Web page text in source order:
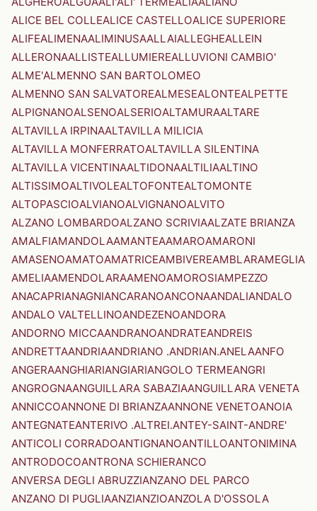
ALICE BEL COLLEALICE CASTELLOALICE SUPERIORE
ALIFEALIMENAALIMINUSAALLAIALLEGHEALLEIN
ALLERONAALLISTEALLUMIEREALLUVIONI CAMBIO'
ALME'ALMENNO SAN BARTOLOMEO
ALMENNO SAN SALVATOREALMESEALONTEALPETTE
ALPIGNANOALSENOALSERIOALTAMURAALTARE
ALTAVILLA IRPINAALTAVILLA MILICIA
ALTAVILLA MONFERRATOALTAVILLA SILENTINA
ALTAVILLA VICENTINAALTIDONAALTILIAALTINO
ALTISSIMOALTIVOLEALTOFONTEALTOMONTE
ALTOPASCIOALVIANOALVIGNANOALVITO
ALZANO LOMBARDOALZANO SCRIVIAALZATE BRIANZA
AMALFIAMANDOLAAMANTEAAMAROAMARONI
AMASENOAMATOAMATRICEAMBIVEREAMBLARAMEGLIA
AMELIAAMENDOLARAAMENOAMOROSIAMPEZZO
ANACAPRIANAGNIANCARANOANCONAANDALIANDALO
ANDALO VALTELLINOANDEZENOANDORA
ANDORNO MICCAANDRANOANDRATEANDREIS
ANDRETTAANDRIAANDRIANO .ANDRIAN.ANELAANFO
ANGERAANGHIARIANGIARIANGOLO TERMEANGRI
ANGROGNAANGUILLARA SABAZIAANGUILLARA VENETA
ANNICCOANNONE DI BRIANZAANNONE VENETOANOIA
ANTEGNATEANTERIVO .ALTREI.ANTEY-SAINT-ANDRE'
ANTICOLI CORRADOANTIGNANOANTILLOANTONIMINA
ANTRODOCOANTRONA SCHIERANCO
ANVERSA DEGLI ABRUZZIANZANO DEL PARCO
ANZANO DI PUGLIAANZIANZIOANZOLA D'OSSOLA